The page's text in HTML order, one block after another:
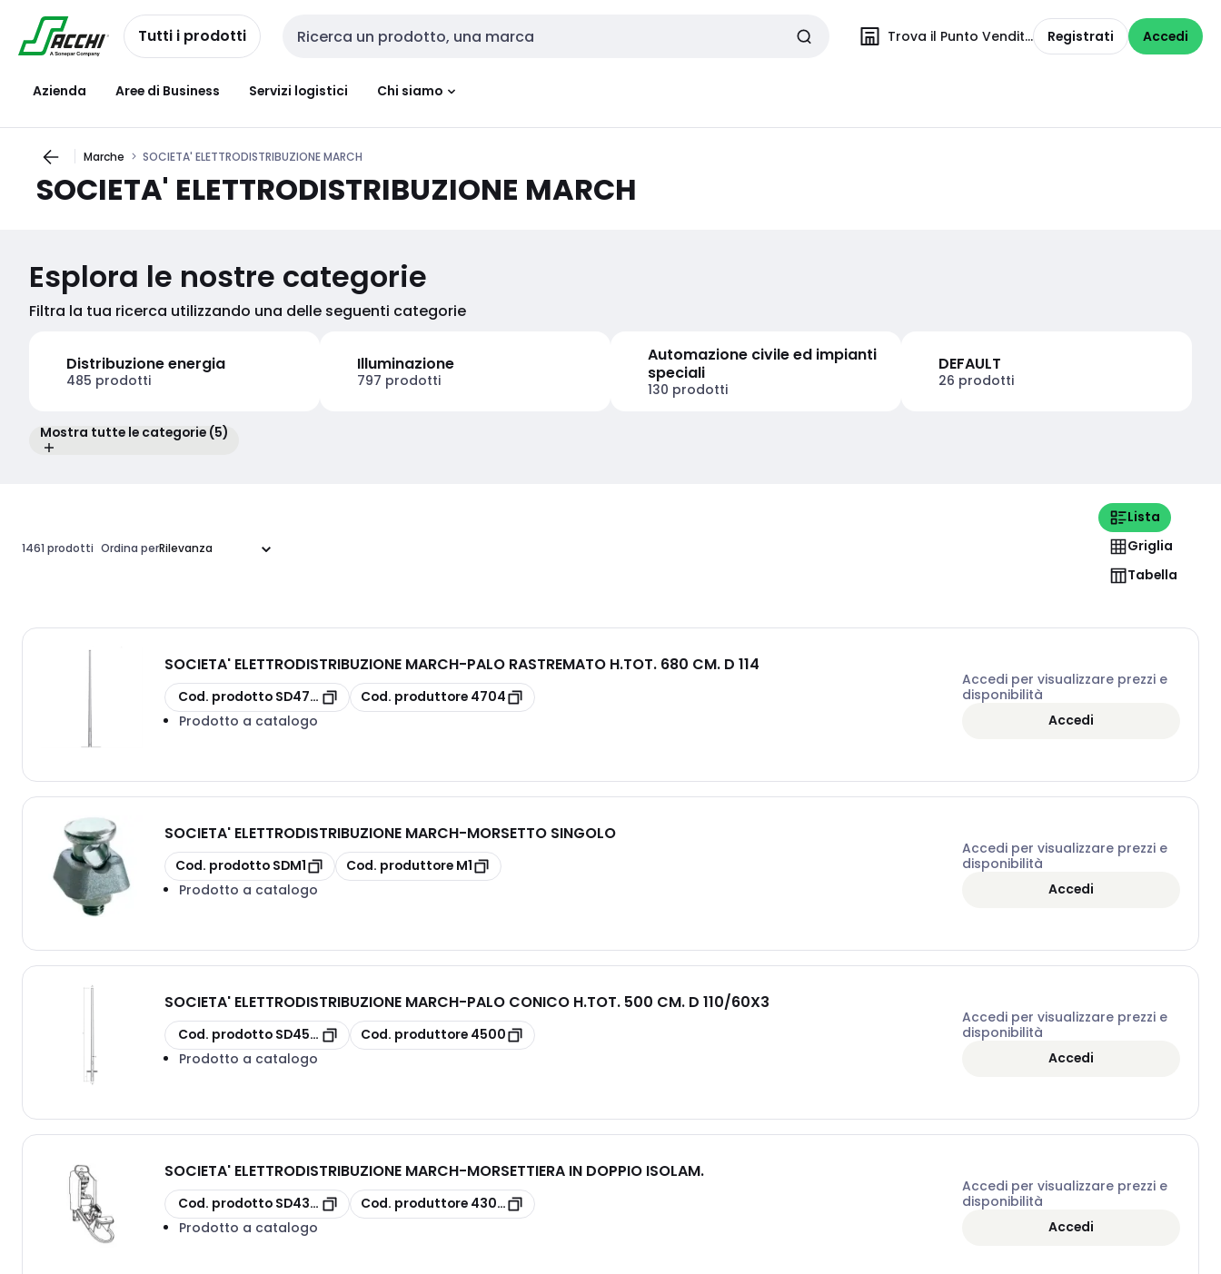
navigazione
Salta al
contenutoTutti i prodotti Cerca input Trova il Punto Vendita Registrati Accedi
Azienda Aree di Business Servizi logistici Chi siamo
Marche SOCIETA' ELETTRODISTRIBUZIONE MARCH
SOCIETA' ELETTRODISTRIBUZIONE MARCH
Esplora le nostre categorie
Filtra la tua ricerca utilizzando una delle seguenti categorie
Distribuzione energia
485 prodotti
Illuminazione
797 prodotti
Automazione civile ed impianti
speciali
130 prodotti
DEFAULT
26 prodotti
Mostra tutte le categorie (5)
1461 prodotti Ordina per
Lista
Griglia
Tabella
SOCIETA' ELETTRODISTRIBUZIONE MARCH-PALO RASTREMATO H.TOT. 680 CM. D 114
copia
Cod. prodotto SD4704 copia
Cod. produttore 4704
Prodotto a catalogo
Accedi per visualizzare prezzi e
disponibilità
Accedi
SOCIETA' ELETTRODISTRIBUZIONE MARCH-MORSETTO SINGOLO
copia
Cod. prodotto SDM1 copia
Cod. produttore M1
Prodotto a catalogo
Accedi per visualizzare prezzi e
disponibilità
Accedi
SOCIETA' ELETTRODISTRIBUZIONE MARCH-PALO CONICO H.TOT. 500 CM. D 110/60X3
copia
Cod. prodotto SD4500 copia
Cod. produttore 4500
Prodotto a catalogo
Accedi per visualizzare prezzi e
disponibilità
Accedi
SOCIETA' ELETTRODISTRIBUZIONE MARCH-MORSETTIERA IN DOPPIO ISOLAM.
copia
Cod. prodotto SD4301/MORcopia
Cod. produttore 4301/MOR
Prodotto a catalogo
Accedi per visualizzare prezzi e
disponibilità
Accedi